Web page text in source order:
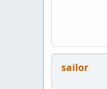
sailor